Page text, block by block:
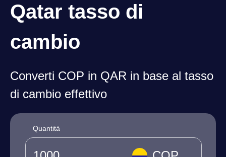
Qatar tasso di
cambio
Converti COP in QAR in base al tasso
di cambio effettivo
Quantità